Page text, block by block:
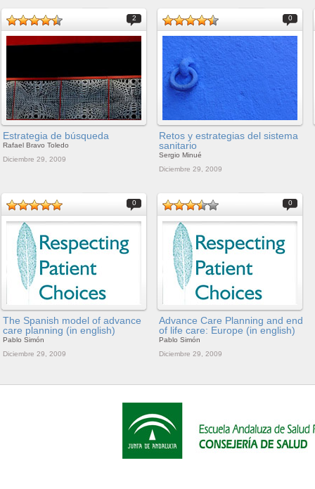
2
Estrategia de búsqueda
Rafael Bravo Toledo
Diciembre 29, 2009
0
Retos y estrategias del sistema
sanitario
Sergio Minué
Diciembre 29, 2009
0
The Spanish model of advance
care planning (in english)
Pablo Simón
Diciembre 29, 2009
0
Advance Care Planning and end
of life care: Europe (in english)
Pablo Simón
Diciembre 29, 2009